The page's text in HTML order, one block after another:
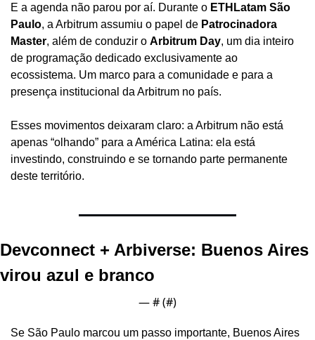
E a agenda não parou por aí. Durante o ETHLatam São
Paulo, a Arbitrum assumiu o papel de Patrocinadora
Master, além de conduzir o Arbitrum Day, um dia inteiro
de programação dedicado exclusivamente ao
ecossistema. Um marco para a comunidade e para a
presença institucional da Arbitrum no país.
Esses movimentos deixaram claro: a Arbitrum não está
apenas “olhando” para a América Latina: ela está
investindo, construindo e se tornando parte permanente
deste território.
Devconnect + Arbiverse: Buenos Aires
virou azul e branco
— # (#)
Se São Paulo marcou um passo importante, Buenos Aires